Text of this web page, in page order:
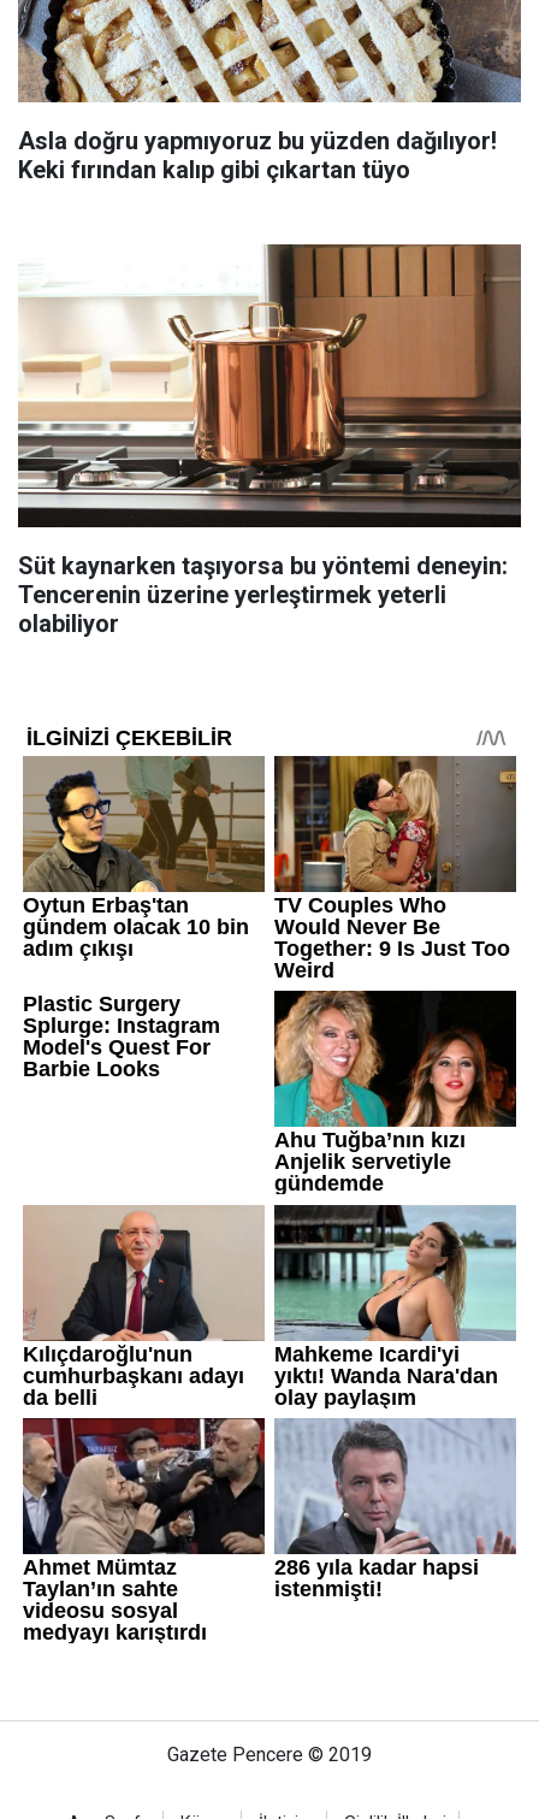
Asla doğru yapmıyoruz bu yüzden dağılıyor!
Keki fırından kalıp gibi çıkartan tüyo
Süt kaynarken taşıyorsa bu yöntemi deneyin:
Tencerenin üzerine yerleştirmek yeterli
olabiliyor
Gazete Pencere © 2019